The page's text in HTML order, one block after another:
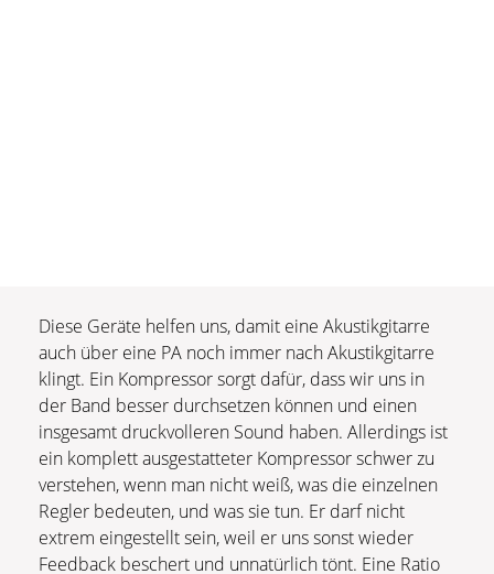
Diese Geräte helfen uns, damit eine Akustikgitarre
auch über eine PA noch immer nach Akustikgitarre
klingt. Ein Kompressor sorgt dafür, dass wir uns in
der Band besser durchsetzen können und einen
insgesamt druckvolleren Sound haben. Allerdings ist
ein komplett ausgestatteter Kompressor schwer zu
verstehen, wenn man nicht weiß, was die einzelnen
Regler bedeuten, und was sie tun. Er darf nicht
extrem eingestellt sein, weil er uns sonst wieder
Feedback beschert und unnatürlich tönt. Eine Ratio